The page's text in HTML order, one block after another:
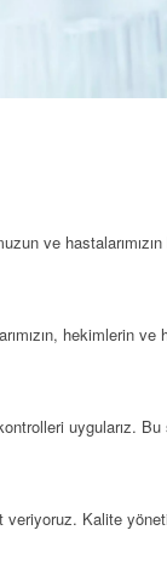
ve
hekimlerin
uygularız. Bu
veriyoruz. Kalite